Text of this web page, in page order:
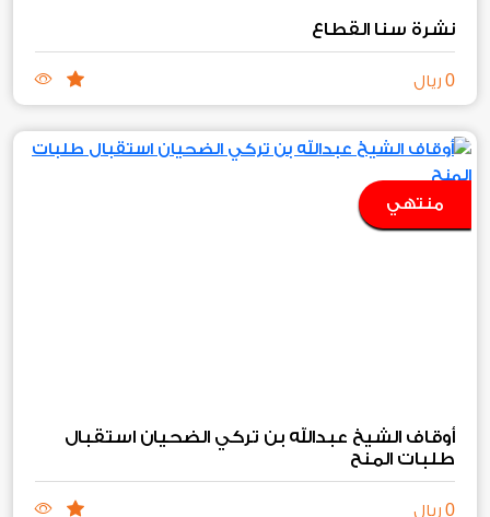
نشرة سنا القطاع
0 ريال
منتهي
أوقاف الشيخ عبدالله بن تركي الضحيان استقبال
طلبات المنح‏
0 ريال